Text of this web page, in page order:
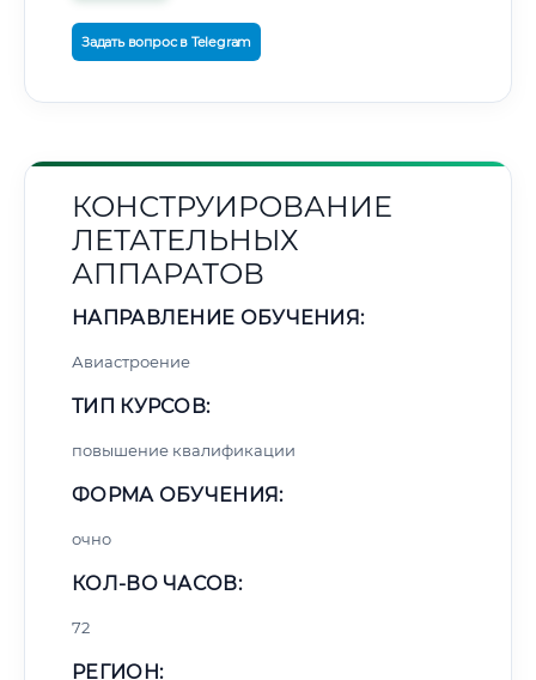
Задать вопрос в Telegram
КОНСТРУИРОВАНИЕ
ЛЕТАТЕЛЬНЫХ
АППАРАТОВ
НАПРАВЛЕНИЕ ОБУЧЕНИЯ:
Авиастроение
ТИП КУРСОВ:
повышение квалификации
ФОРМА ОБУЧЕНИЯ:
очно
КОЛ-ВО ЧАСОВ:
72
РЕГИОН: